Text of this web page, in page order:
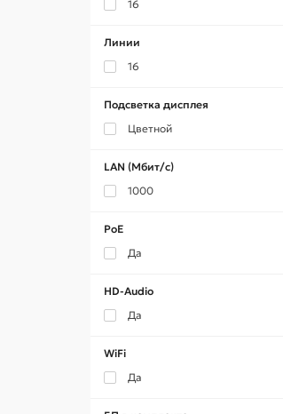
16
Линии
16
Подсветка дисплея
Цветной
LAN (Мбит/с)
1000
PoE
Да
HD-Audio
Да
WiFi
Да